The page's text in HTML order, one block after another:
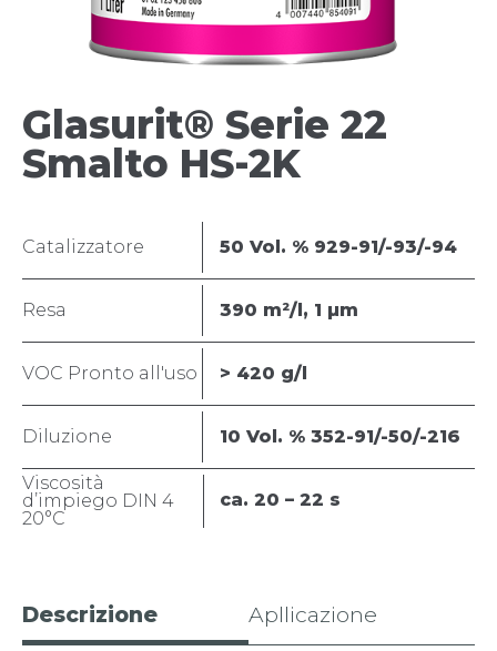
Glasurit® Serie 22
Smalto HS-2K
Catalizzatore 50 Vol. % 929-91/-93/-94
Resa 390 m²/l, 1 µm
VOC Pronto all'uso > 420 g/l
Diluzione 10 Vol. % 352-91/-50/-216
Viscosità
d’impiego DIN 4
20°C
ca. 20 – 22 s
Descrizione Apllicazione